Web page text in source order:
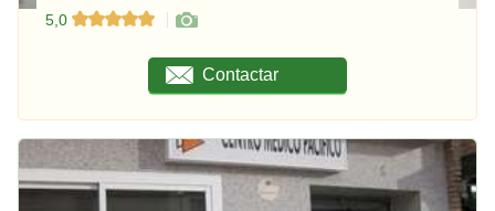
5,0
Contactar